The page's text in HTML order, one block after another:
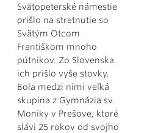
Svätopeterské námestie
prišlo na stretnutie so
Svätým Otcom
Františkom mnoho
pútnikov. Zo Slovenska
ich prišlo vyše stovky.
Bola medzi nimi veľká
skupina z Gymnázia sv.
Moniky v Prešove, ktoré
slávi 25 rokov od svojho